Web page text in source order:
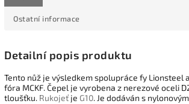
Ostatní informace
Detailní popis produktu
Tento nůž je výsledkem spolupráce fy Lionsteel
fóra MCKF. Čepel je vyrobena z nerezové oceli
tloušťku. Rukojeť je G10. Je dodáván s